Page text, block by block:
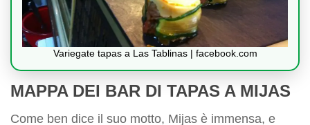
Variegate tapas a Las Tablinas | facebook.com
MAPPA DEI BAR DI TAPAS A MIJAS
Come ben dice il suo motto, Mijas è immensa, e